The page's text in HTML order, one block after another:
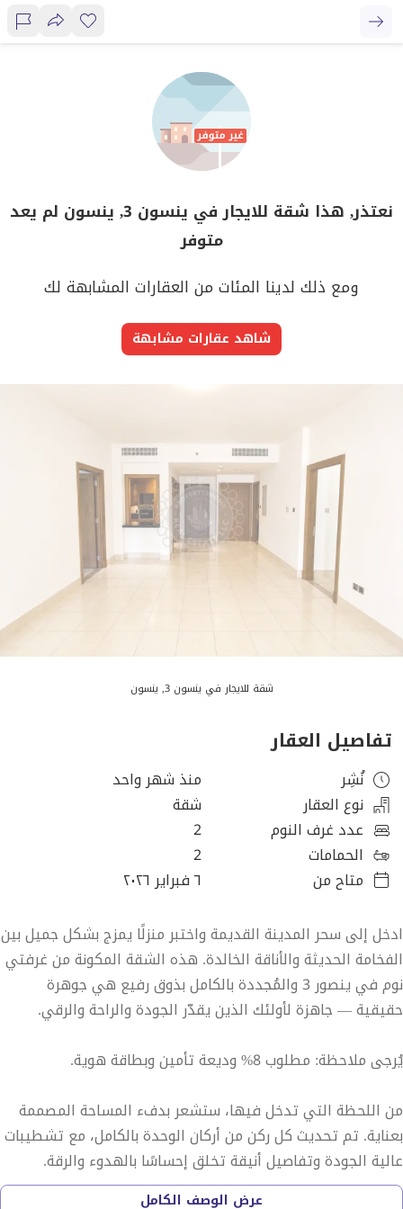
نعتذر, هذا شقة للايجار في ينسون 3, ينسون لم يعد
متوفر
ومع ذلك لدينا المئات من العقارات المشابهة لك
شاهد عقارات مشابهة
شقة للايجار في ينسون 3, ينسون
تفاصيل العقار
نُشِر
منذ شهر واحد
نوع العقار
شقة
عدد غرف النوم
2
الحمامات
2
متاح من
٦ فبراير ٢٠٢٦
ادخل إلى سحر المدينة القديمة واختبر منزلًا يمزج بشكل جميل بين
الفخامة الحديثة والأناقة الخالدة. هذه الشقة المكونة من غرفتي
نوم في ينصور 3 والمُجددة بالكامل بذوق رفيع هي جوهرة
حقيقية — جاهزة لأولئك الذين يقدّر الجودة والراحة والرقي.
يُرجى ملاحظة: مطلوب 8% وديعة تأمين وبطاقة هوية.
من اللحظة التي تدخل فيها، ستشعر بدفء المساحة المصممة
بعناية. تم تحديث كل ركن من أركان الوحدة بالكامل، مع تشطيبات
عالية الجودة وتفاصيل أنيقة تخلق إحساسًا بالهدوء والرقة.
عرض الوصف الكامل